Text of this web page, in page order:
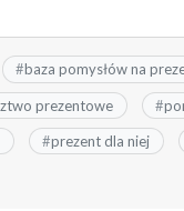
#baza pomysłów na
prezentowe #
#prezent dla niej